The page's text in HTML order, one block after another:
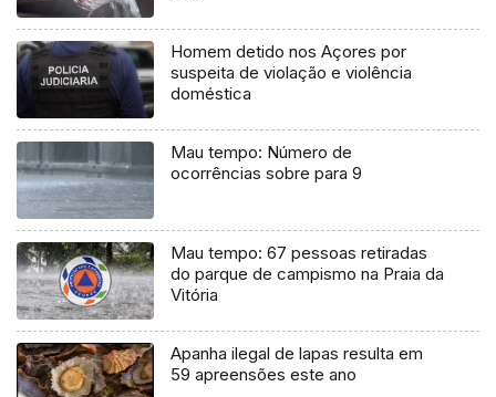
Homem detido nos Açores por
suspeita de violação e violência
doméstica
Mau tempo: Número de
ocorrências sobre para 9
Mau tempo: 67 pessoas retiradas
do parque de campismo na Praia da
Vitória
Apanha ilegal de lapas resulta em
59 apreensões este ano